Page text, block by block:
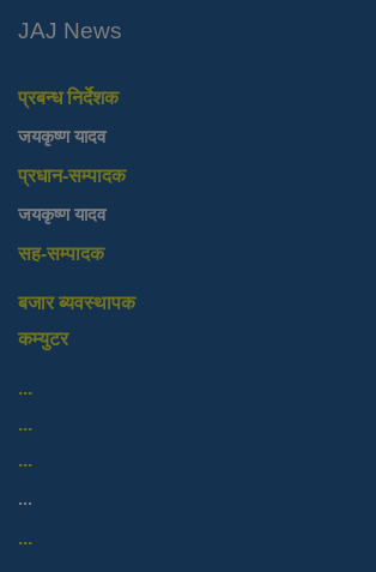
JAJ News
प्रबन्ध निर्देशक
जयकृष्ण यादव
प्रधान-सम्पादक
जयकृष्ण यादव
सह-सम्पादक
बजार ब्यवस्थापक
कम्युटर
...
...
...
...
...